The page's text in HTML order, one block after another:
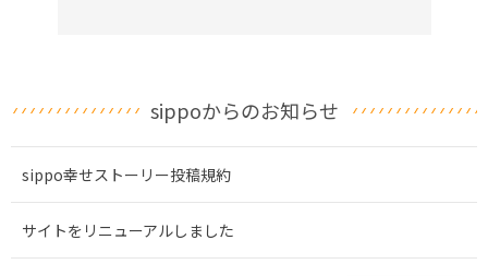
sippoからのお知らせ
sippo幸せストーリー投稿規約
サイトをリニューアルしました